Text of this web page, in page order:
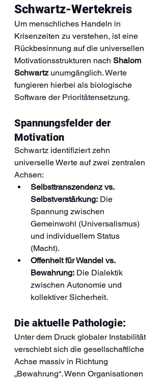
Schwartz-Wertekreis
Um menschliches Handeln in
Krisenzeiten zu verstehen, ist eine
Rückbesinnung auf die universellen
Motivationsstrukturen nach Shalom
Schwartz unumgänglich. Werte
fungieren hierbei als biologische
Software der Prioritätensetzung.
Spannungsfelder der
Motivation
Schwartz identifiziert zehn
universelle Werte auf zwei zentralen
Achsen:
Selbsttranszendenz vs.
Selbstverstärkung: Die
Spannung zwischen
Gemeinwohl (Universalismus)
und individuellem Status
(Macht).
Offenheit für Wandel vs.
Bewahrung: Die Dialektik
zwischen Autonomie und
kollektiver Sicherheit.
Die aktuelle Pathologie:
Unter dem Druck globaler Instabilität
verschiebt sich die gesellschaftliche
Achse massiv in Richtung
„Bewahrung“. Wenn Organisationen